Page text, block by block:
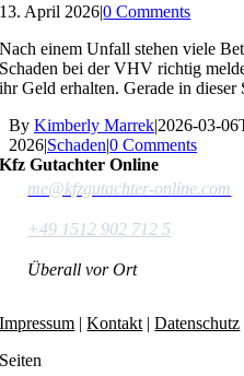
13. April 2026|0 Comments
Nach einem Unfall stehen viele
Schaden bei der VHV richtig
ihr Geld erhalten. Gerade in
By Kimberly Marrek|2026-03-
2026|Schaden|0 Comments
Kfz Gutachter Online
me@kfzgutachter-online.com
+49 1512 902 712 5
Überall vor Ort
Impressum |Kontakt |Datenschutz
Seiten